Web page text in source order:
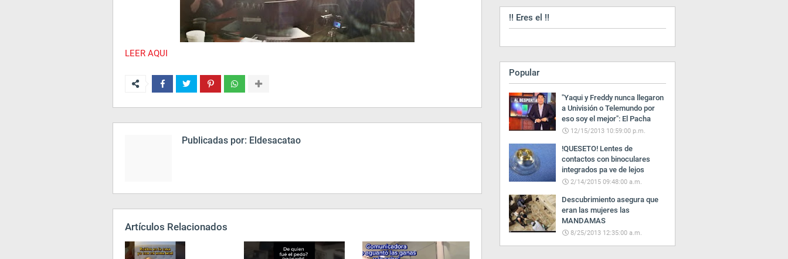
LEER AQUI
Publicadas por: Eldesacatao
Artículos Relacionados
!! Eres el !!
Popular
"Yaqui y Freddy nunca llegaron
a Univisión o Telemundo por
eso soy el mejor": El Pacha
12/15/2013 10:59:00 p.m.
!QUESETO! Lentes de
contactos con binoculares
integrados pa ve de lejos
2/14/2015 09:48:00 a.m.
Descubrimiento asegura que
eran las mujeres las
MANDAMAS
8/25/2013 12:35:00 a.m.